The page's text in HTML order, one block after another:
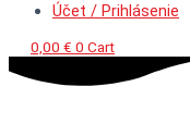
Účet / Prihlásenie
0,00 € 0 Cart